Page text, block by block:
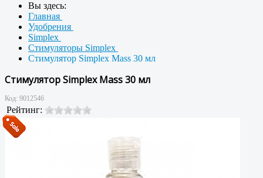
Вы здесь:
Главная
Удобрения
Simplex
Стимуляторы Simplex
Стимулятор Simplex Mass 30 мл
Стимулятор Simplex Mass 30 мл
Код: 9012546
Рейтинг: